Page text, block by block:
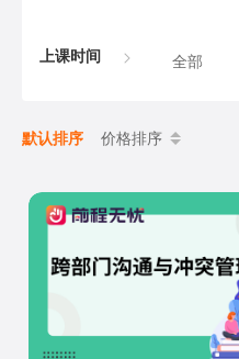
上课时间 全部
默认排序 价格排序